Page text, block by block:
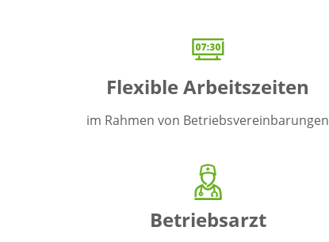
Flexible Arbeitszeiten
im Rahmen von Betriebsvereinbarungen
Betriebsarzt